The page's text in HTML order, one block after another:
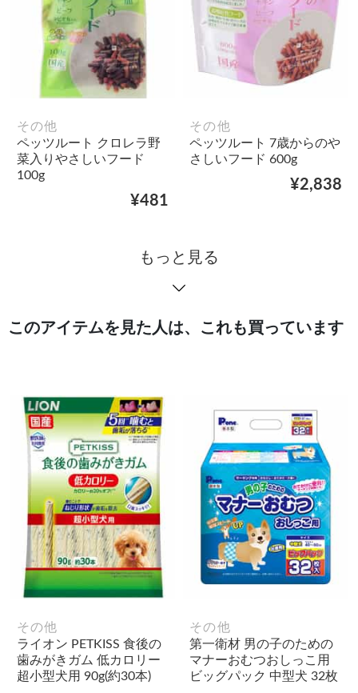
その他
ペッツルート クロレラ野
菜入りやさしいフード
100g
¥481
その他
ペッツルート 7歳からのや
さしいフード 600g
¥2,838
もっと見る
このアイテムを見た人は、これも買っています
その他
ライオン PETKISS 食後の
歯みがきガム 低カロリー
超小型犬用 90g(約30本)
その他
第一衛材 男の子のための
マナーおむつおしっこ用
ビッグパック 中型犬 32枚